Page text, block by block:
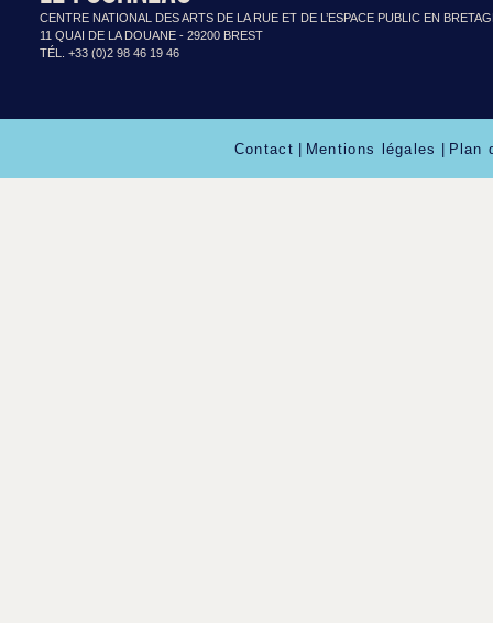
CENTRE NATIONAL DES ARTS DE LA RUE ET DE L’ESPACE PUBLIC EN
11 QUAI DE LA DOUANE - 29200 BREST
TÉL. +33 (0)2 98 46 19 46
Contact | Mentions légales | Plan